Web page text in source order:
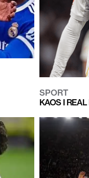
SPORT
KAOS I